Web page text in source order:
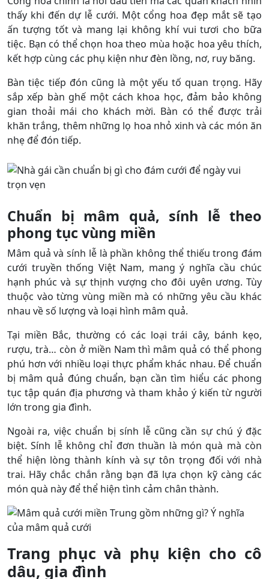
thấy khi đến dự lễ cưới. Một cổng hoa đẹp mắt sẽ tạo
ấn tượng tốt và mang lại không khí vui tươi cho bữa
tiệc. Bạn có thể chọn hoa theo mùa hoặc hoa yêu thích,
kết hợp cùng các phụ kiện như đèn lồng, nơ, ruy băng.
Bàn tiệc tiếp đón cũng là một yếu tố quan trọng. Hãy
sắp xếp bàn ghế một cách khoa học, đảm bảo không
gian thoải mái cho khách mời. Bàn có thể được trải
khăn trắng, thêm những lọ hoa nhỏ xinh và các món ăn
nhẹ để đón tiếp.
Chuẩn bị mâm quả, sính lễ theo
phong tục vùng miền
Mâm quả và sính lễ là phần không thể thiếu trong đám
cưới truyền thống Việt Nam, mang ý nghĩa cầu chúc
hạnh phúc và sự thịnh vượng cho đôi uyên ương. Tùy
thuộc vào từng vùng miền mà có những yêu cầu khác
nhau về số lượng và loại hình mâm quả.
Tại miền Bắc, thường có các loại trái cây, bánh kẹo,
rượu, trà… còn ở miền Nam thì mâm quả có thể phong
phú hơn với nhiều loại thực phẩm khác nhau. Để chuẩn
bị mâm quả đúng chuẩn, bạn cần tìm hiểu các phong
tục tập quán địa phương và tham khảo ý kiến từ người
lớn trong gia đình.
Ngoài ra, việc chuẩn bị sính lễ cũng cần sự chú ý đặc
biệt. Sính lễ không chỉ đơn thuần là món quà mà còn
thể hiện lòng thành kính và sự tôn trọng đối với nhà
trai. Hãy chắc chắn rằng bạn đã lựa chọn kỹ càng các
món quà này để thể hiện tình cảm chân thành.
Trang phục và phụ kiện cho cô
dâu, gia đình